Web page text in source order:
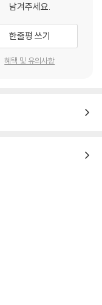
남겨주세요.
한줄평 쓰기
혜택 및 유의사항